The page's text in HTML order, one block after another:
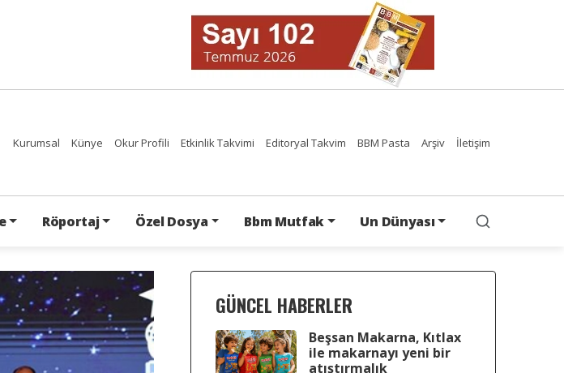
Kurumsal Künye Okur Profili Etkinlik Takvimi Editoryal Takvim BBM Pasta Arşiv İletişim
Röportaj Özel Dosya Bbm Mutfak Un Dünyası
GÜNCEL HABERLER
Beşsan Makarna, Kıtlax
ile makarnayı yeni bir
atıştırmalık